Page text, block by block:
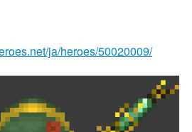
ja/heroes/50020009/